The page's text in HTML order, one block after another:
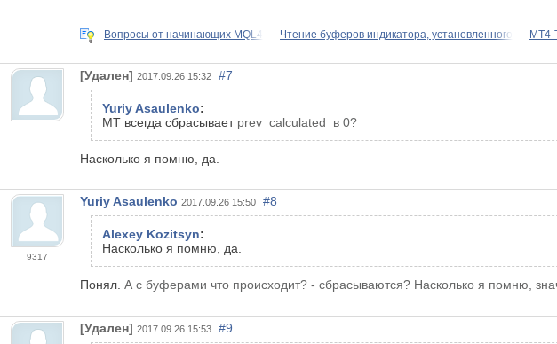
Вопросы от начинающих MQL4 Чтение буферов индикатора, установленного
[Удален] 2017.09.26 15:32 #7
Yuriy Asaulenko:
МТ всегда сбрасывает prev_calculated в 0?
Насколько я помню, да.
9317
Yuriy Asaulenko 2017.09.26 15:50 #8
Alexey Kozitsyn:
Насколько я помню, да.
Понял. А с буферами что происходит? - сбрасываются? Насколько я помню,
[Удален] 2017.09.26 15:53 #9